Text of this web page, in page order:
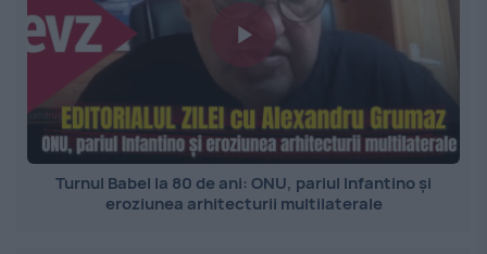
Turnul Babel la 80 de ani: ONU, pariul Infantino și
eroziunea arhitecturii multilaterale